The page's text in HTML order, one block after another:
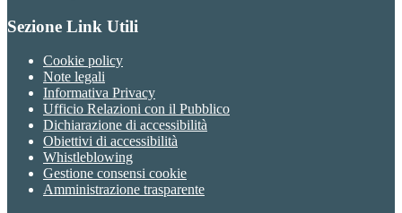
Sezione Link Utili
Cookie policy
Note legali
Informativa Privacy
Ufficio Relazioni con il Pubblico
Dichiarazione di accessibilità
Obiettivi di accessibilità
Whistleblowing
Gestione consensi cookie
Amministrazione trasparente